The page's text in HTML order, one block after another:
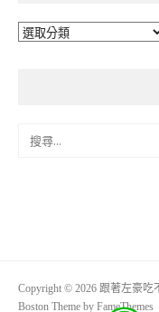
分
Copyright © 2026 跟著左豪吃
Boston Theme by FameThemes